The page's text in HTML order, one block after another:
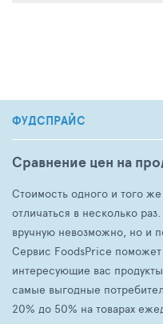
ФУДСПРАЙС
Сравнение цен на
Стоимость одного и того
отличаться в несколько
вручную невозможно, но и
Сервис FoodsPrice
интересующие вас
самые выгодные
20% до 50% на товарах